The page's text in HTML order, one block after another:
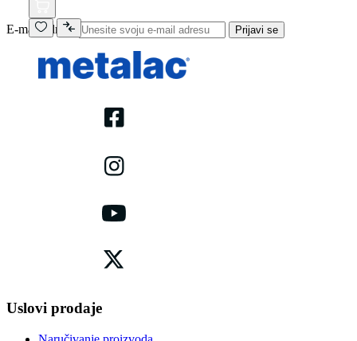
E-mail adresa Prijavi se
Uslovi prodaje